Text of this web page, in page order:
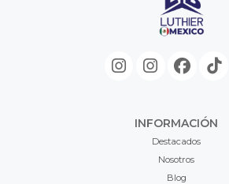
INFORMACIÓN
Destacados
Nosotros
Blog